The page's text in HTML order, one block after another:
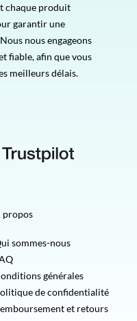
chaque produit
garantir une
nous engageons
fiable, afin que vous
meilleurs délais.
propos
sommes-nous
générales
de confidentialité
et retours